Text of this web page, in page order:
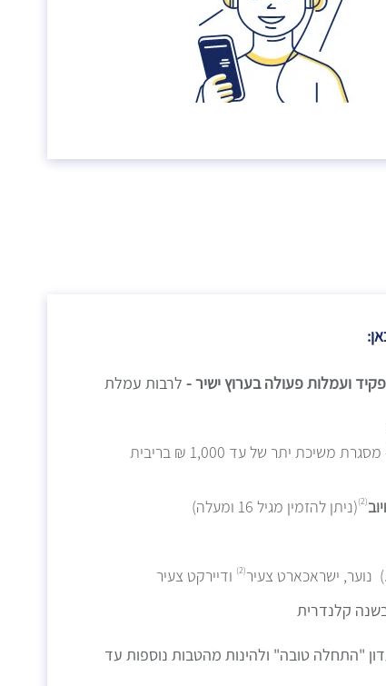
ועמלות פעולה בערוץ ישיר - לרבות עמלת
- מסגרת משיכת יתר של עד 1,000 ₪ בריבית
(2)
(ניתן להזמין מגיל 16 ומעלה)
נוער, ישראכארט צעיר(2)
ודיירקט צעיר
קלנדרית
"התחלה טובה" ולהינות מהטבות נוספות עד